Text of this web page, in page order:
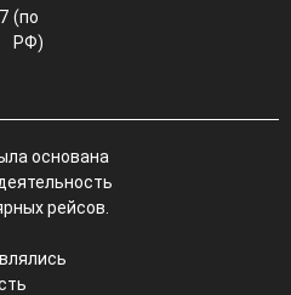
(по
РФ)
основана
рейсов.